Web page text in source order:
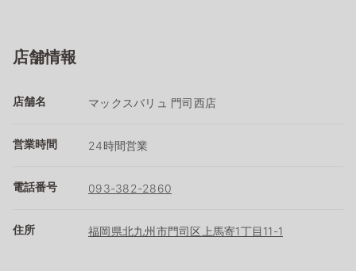
店舗情報
店舗名 マックスバリュ 門司西店
営業時間 24時間営業
電話番号 093-382-2860
住所 福岡県北九州市門司区上馬寄1丁目11-1